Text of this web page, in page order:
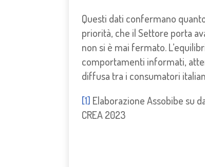
Questi dati confermano
priorità, che il Settore porta
non si è mai fermato.
comportamenti informati,
diffusa tra i consumatori
[1] Elaborazione Assobibe su
CREA 2023